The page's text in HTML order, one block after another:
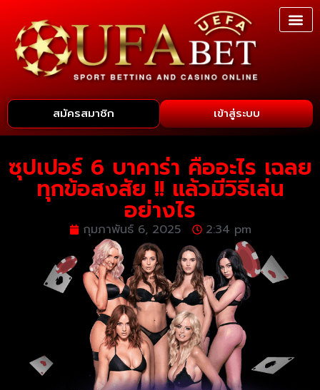
สมัครสมาชิก เข้าสู่ระบบ
ซุปเปอร์ 6 บาคาร่า คืออะไร เฉลย
ทุกข้อสงสัย !! แล้วมีวิธีเล่น
อย่างไร
กุมภาพันธ์ 6, 2025 2:34 pm